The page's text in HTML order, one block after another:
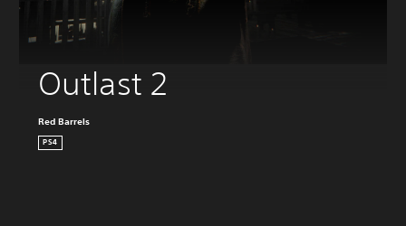
Outlast 2
Red Barrels
PS4